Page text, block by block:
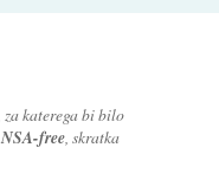
katerega bi bilo
free, skratka